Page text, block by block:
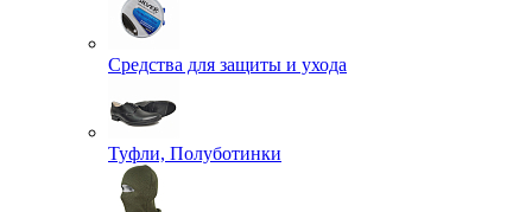
Средства для защиты и ухода
Туфли, Полуботинки